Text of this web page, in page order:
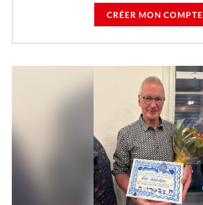
CRÉER MON COMPTE